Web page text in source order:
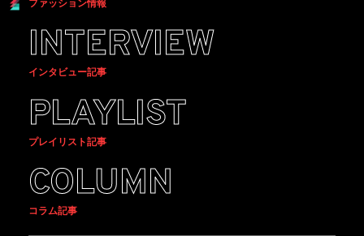
ファッション情報
INTERVIEW
インタビュー記事
PLAYLIST
プレイリスト記事
COLUMN
コラム記事